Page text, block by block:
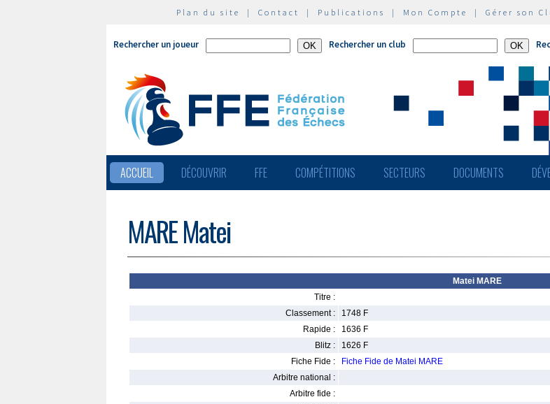
Plan du site | Contact | Publications | Mon Compte | Gérer son
Rechercher un joueur Rechercher un club
ACCUEIL DÉCOUVRIR FFE COMPÉTITIONS SECTEURS DOCUMENTS
MARE Matei
Matei MARE
Titre :
Classement :
1748 F
Rapide :
1636 F
Blitz :
1626 F
Fiche Fide :
Fiche Fide de Matei MARE
Arbitre national :
Arbitre fide :